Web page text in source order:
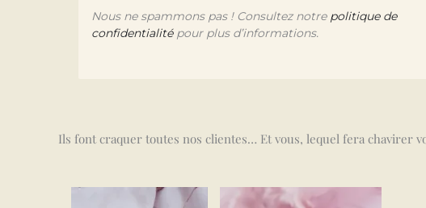
Nous ne spammons pas ! Consultez notre politique de
confidentialitépour plus d’informations.
Ils font craquer toutes nos clientes… Et vous, lequel fera chavirer